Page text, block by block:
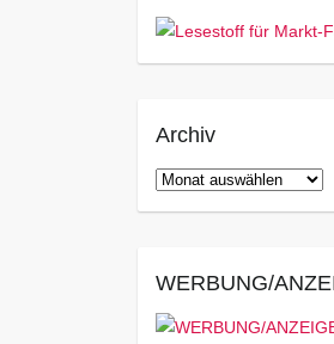
Archiv
Archiv
WERBUNG/